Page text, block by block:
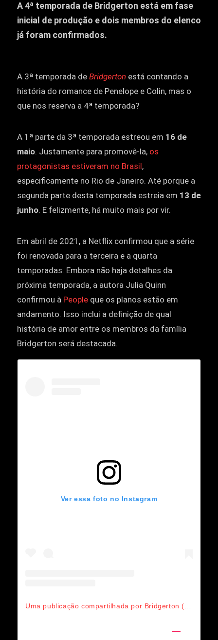
A 4ª temporada de Bridgerton está em fase
inicial de produção e dois membros do elenco
já foram confirmados.
A 3ª temporada de Bridgerton está contando a
história do romance de Penelope e Colin, mas o
que nos reserva a 4ª temporada?
A 1ª parte da 3ª temporada estreou em 16 de
maio. Justamente para promovê-la, os
protagonistas estiveram no Brasil,
especificamente no Rio de Janeiro. Até porque a
segunda parte desta temporada estreia em 13 de
junho. E felizmente, há muito mais por vir.
Em abril de 2021, a Netflix confirmou que a série
foi renovada para a terceira e a quarta
temporadas. Embora não haja detalhes da
próxima temporada, a autora Julia Quinn
confirmou à People que os planos estão em
andamento. Isso inclui a definição de qual
história de amor entre os membros da família
Bridgerton será destacada.
Ver essa foto no Instagram
Uma publicação compartilhada por Bridgerton (@bridgertonnetflix)